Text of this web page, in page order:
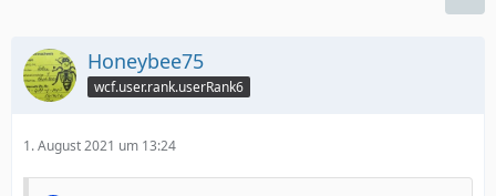
Honeybee75
wcf.user.rank.userRank6
1. August 2021 um 13:24